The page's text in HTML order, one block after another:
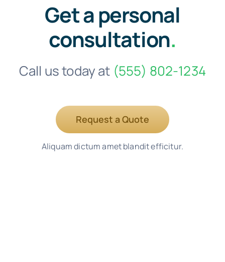
Get a personal
consultation.
Call us today at (555) 802-1234
Request a Quote
Aliquam dictum amet blandit efficitur.